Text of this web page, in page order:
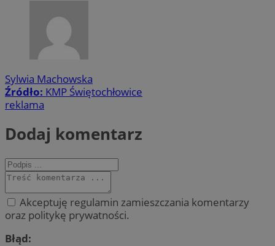
Sylwia Machowska
Źródło: KMP Świętochłowice
reklama
Dodaj komentarz
Akceptuję regulamin zamieszczania komentarzy
oraz politykę prywatności.
Błąd: